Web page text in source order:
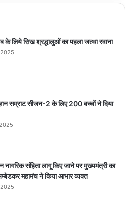
के लिये सिख श्रद्धालुओं का पहला जत्था रवाना
सम्राट सीजन-2 के लिए 200 बच्चों ने दिया
नागरिक संहिता लागू किए जाने पर मुख्यमंत्री का
महामंच ने किया आभार व्यक्त